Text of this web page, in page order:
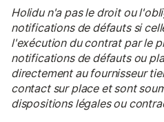
Holidu n'a pas le droit ou
notifications de défauts si
l'exécution du contrat par le
notifications de défauts ou
directement au fournisseur
contact sur place et sont
dispositions légales ou